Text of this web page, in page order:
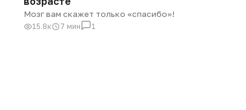
Мозг вам скажет только «спасибо»!
15.8к 7 мин 1